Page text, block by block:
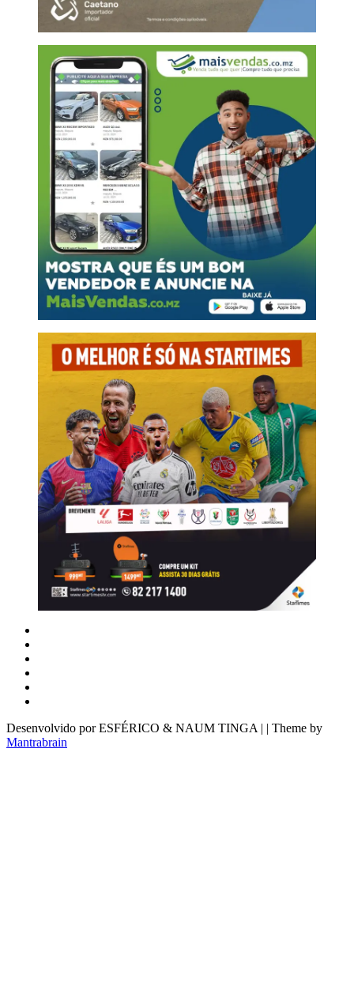
Desenvolvido por ESFÉRICO & NAUM TINGA | | Theme by
Mantrabrain